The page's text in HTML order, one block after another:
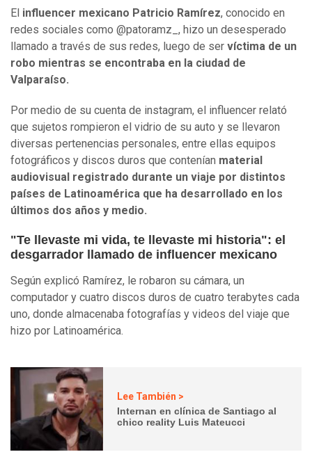
El influencer mexicano Patricio Ramírez, conocido en
redes sociales como @patoramz_, hizo un desesperado
llamado a través de sus redes, luego de ser víctima de un
robo mientras se encontraba en la ciudad de
Valparaíso.
Por medio de su cuenta de instagram, el influencer relató
que sujetos rompieron el vidrio de su auto y se llevaron
diversas pertenencias personales, entre ellas equipos
fotográficos y discos duros que contenían material
audiovisual registrado durante un viaje por distintos
países de Latinoamérica que ha desarrollado en los
últimos dos años y medio.
"Te llevaste mi vida, te llevaste mi historia": el
desgarrador llamado de influencer mexicano
Según explicó Ramírez, le robaron su cámara, un
computador y cuatro discos duros de cuatro terabytes cada
uno, donde almacenaba fotografías y videos del viaje que
hizo por Latinoamérica.
Lee También >
Internan en clínica de Santiago al
chico reality Luis Mateucci